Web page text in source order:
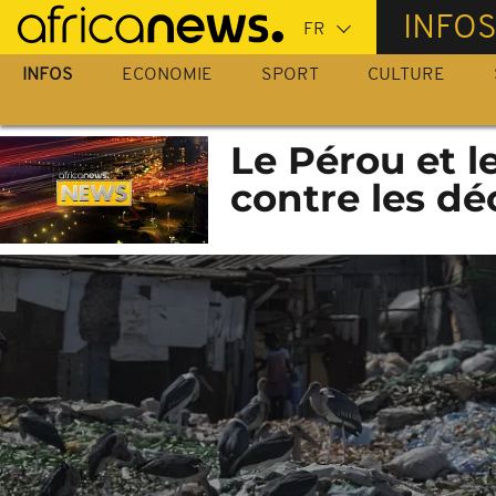
Passer
au
contenu
INFOS
INFOS ECONOMIE SPORT CULTURE
Le Pérou et
contre les